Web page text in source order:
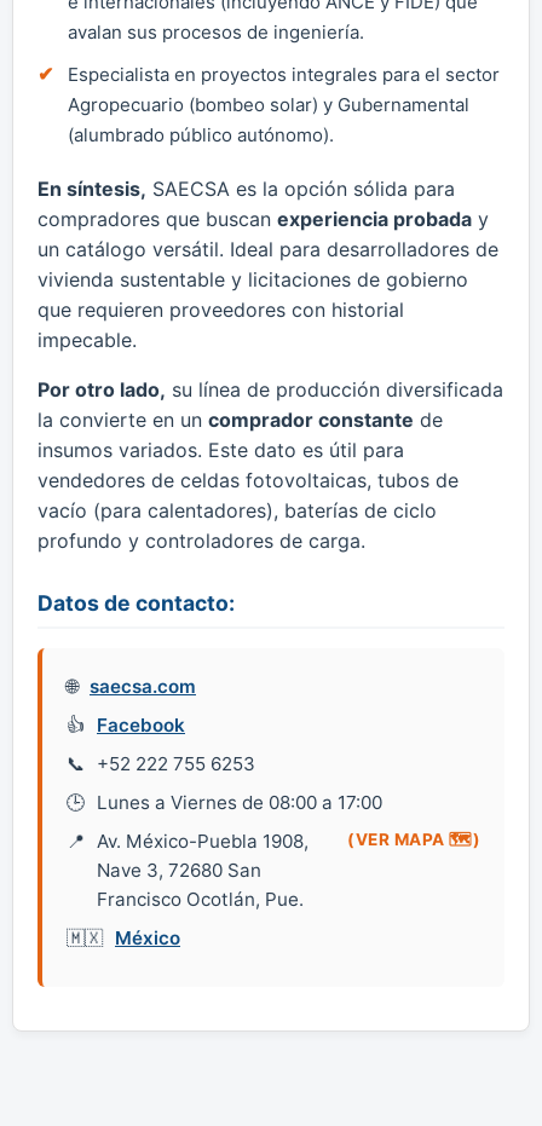
avalan sus procesos de ingeniería.
Especialista en proyectos integrales para el sector
Agropecuario (bombeo solar) y Gubernamental
(alumbrado público autónomo).
En síntesis, SAECSA es la opción sólida para
compradores que buscan experiencia probada y
un catálogo versátil. Ideal para desarrolladores de
vivienda sustentable y licitaciones de gobierno
que requieren proveedores con historial
impecable.
Por otro lado, su línea de producción diversificada
la convierte en un comprador constante de
insumos variados. Este dato es útil para
vendedores de celdas fotovoltaicas, tubos de
vacío (para calentadores), baterías de ciclo
profundo y controladores de carga.
Datos de contacto:
saecsa.com
Facebook
+52 222 755 6253
Lunes a Viernes de 08:00 a 17:00
Av. México-Puebla 1908,
Nave 3, 72680 San
Francisco Ocotlán, Pue.
(VER MAPA 🗺️)
México